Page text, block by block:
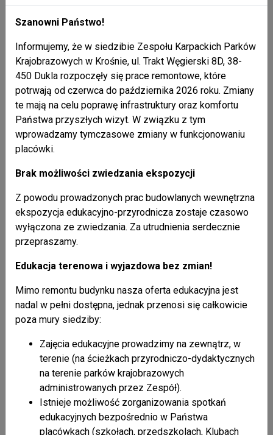
Liczba odsłon: 1683
Szanowni Państwo!
Informujemy, że w siedzibie Zespołu Karpackich Parków
Krajobrazowych w Krośnie, ul. Trakt Węgierski 8D, 38-
450 Dukla rozpoczęły się prace remontowe, które
potrwają od czerwca do października 2026 roku. Zmiany
te mają na celu poprawę infrastruktury oraz komfortu
Państwa przyszłych wizyt. W związku z tym
wprowadzamy tymczasowe zmiany w funkcjonowaniu
placówki.
Brak możliwości zwiedzania ekspozycji
Z powodu prowadzonych prac budowlanych wewnętrzna
ekspozycja edukacyjno-przyrodnicza zostaje czasowo
wyłączona ze zwiedzania. Za utrudnienia serdecznie
przepraszamy.
Edukacja terenowa i wyjazdowa bez zmian!
Mimo remontu budynku nasza oferta edukacyjna jest
nadal w pełni dostępna, jednak przenosi się całkowicie
poza mury siedziby:
Zajęcia edukacyjne prowadzimy na zewnątrz, w
terenie (na ścieżkach przyrodniczo-dydaktycznych
na terenie parków krajobrazowych
administrowanych przez Zespół).
Istnieje możliwość zorganizowania spotkań
edukacyjnych bezpośrednio w Państwa
placówkach (szkołach, przedszkolach, Klubach